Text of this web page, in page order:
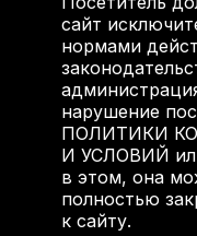
сайт
нормами
нарушение
ПОЛИТИКИ
И УСЛОВИЙ
в этом, она
полностью
к сайту.